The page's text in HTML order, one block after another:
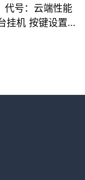
代号：云端性能
挂机 按键设置